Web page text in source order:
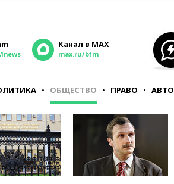
Канал в MAX
max.ru/bfm
ОБЩЕСТВО ПРАВО АВТО